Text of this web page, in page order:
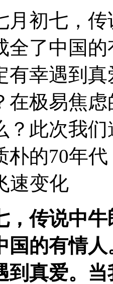
月初七，
全了中国
有幸遇到
在极易焦
？此次我
朴的70年
速变化
，传说中
国的有情
到真爱。